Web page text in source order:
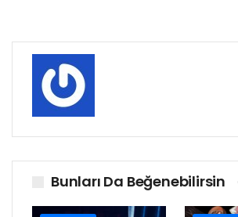
Bunları Da Beğenebilirsin